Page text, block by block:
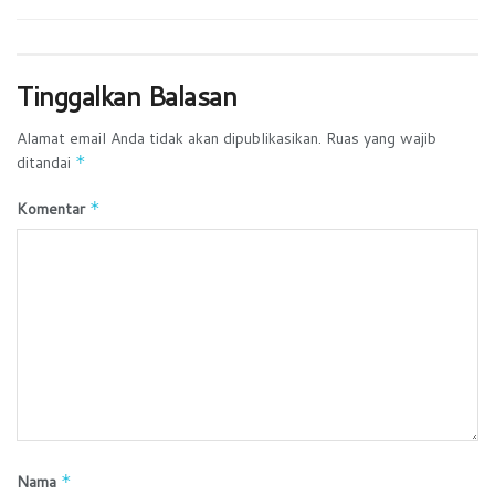
Tinggalkan Balasan
Alamat email Anda tidak akan dipublikasikan. Ruas yang wajib
ditandai *
Komentar *
Nama *